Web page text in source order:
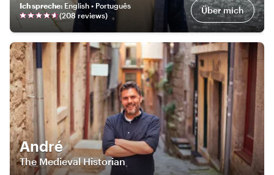
Ich spreche: English • Português
(208reviews) Über mich
André
The Medieval Historian